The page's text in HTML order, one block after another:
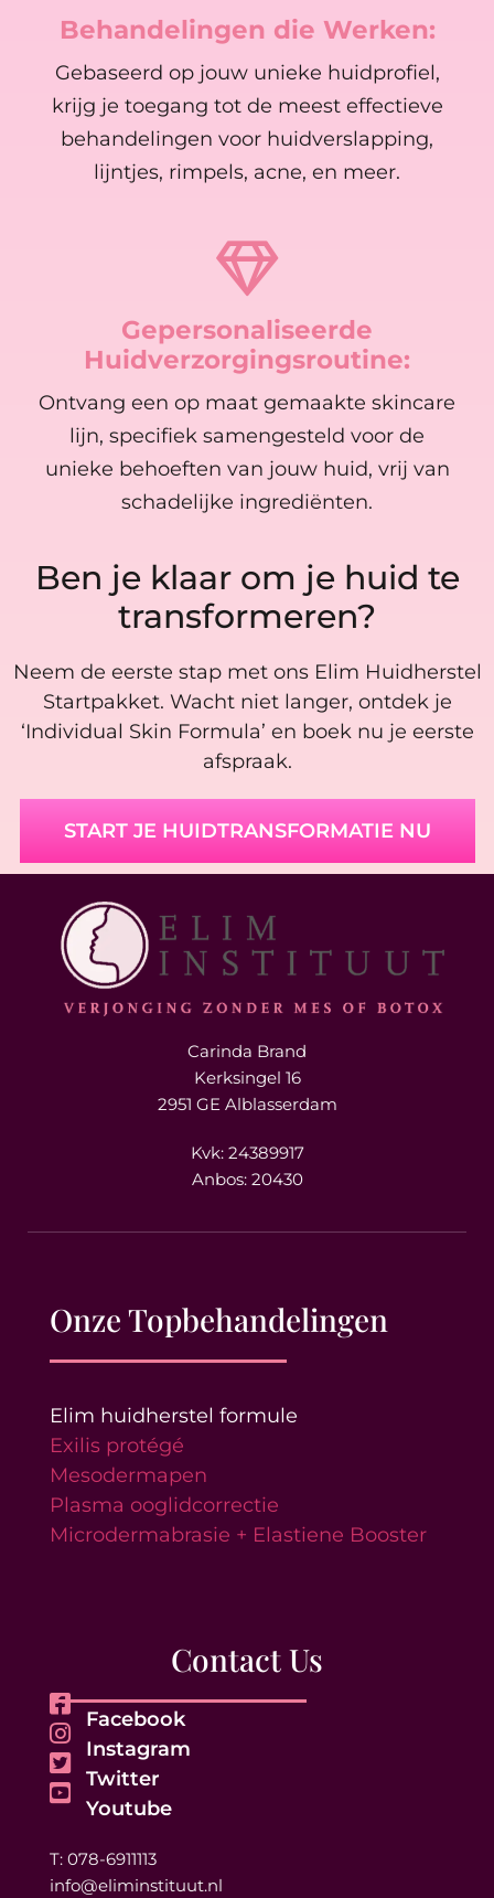
Behandelingen die Werken:
Gebaseerd op jouw unieke huidprofiel,
krijg je toegang tot de meest effectieve
behandelingen voor huidverslapping,
lijntjes, rimpels, acne, en meer.
Gepersonaliseerde
Huidverzorgingsroutine:
Ontvang een op maat gemaakte skincare
lijn, specifiek samengesteld voor de
unieke behoeften van jouw huid, vrij van
schadelijke ingrediënten.
Ben je klaar om je huid te
transformeren?
Neem de eerste stap met ons Elim Huidherstel
Startpakket. Wacht niet langer, ontdek je
‘Individual Skin Formula’ en boek nu je eerste
afspraak.
START JE HUIDTRANSFORMATIE NU
Carinda Brand
Kerksingel 16
2951 GE Alblasserdam
Kvk: 24389917
Anbos: 20430
Onze Topbehandelingen
Elim huidherstel formule
Exilis protégé
Mesodermapen
Plasma ooglidcorrectie
Microdermabrasie + Elastiene Booster
Contact Us
Facebook
Instagram
Twitter
Youtube
T: 078-6911113
info@eliminstituut.nl